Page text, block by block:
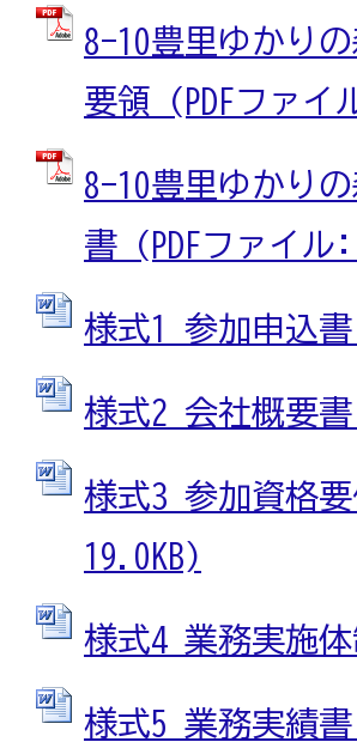
8-10豊里ゆかり
要領 (PDFファイ
8-10豊里ゆかり
書 (PDFファイル
様式1 参加申込
様式2 会社概要
様式3 参加資格
19.0KB)
様式4 業務実施
様式5 業務実績